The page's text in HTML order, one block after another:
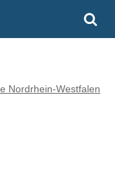
Nordrhein-Westfalen